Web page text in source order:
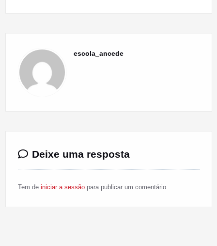
escola_ancede
Deixe uma resposta
Tem de iniciar a sessãopara publicar um comentário.